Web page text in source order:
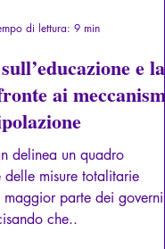
e la
ai meccanismi
delinea un quadro
misure totalitarie
parte dei governi
che..
di lettura: 9 min